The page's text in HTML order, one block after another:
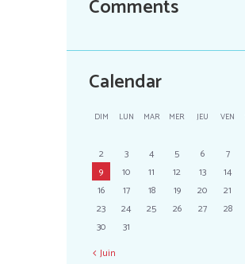
Comments
Calendar
DIM LUN MAR MER JEU VEN
2
3 4 5 6 7
9
10 11 12 13 14
16
17 18 19 20 21
23
24 25 26 27 28
30
31
Juin